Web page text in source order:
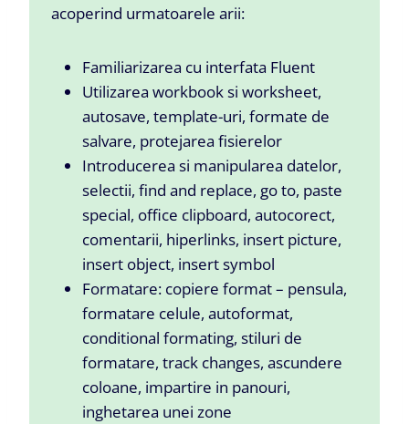
acoperind urmatoarele arii:
Familiarizarea cu interfata Fluent
Utilizarea workbook si worksheet,
autosave, template-uri, formate de
salvare, protejarea fisierelor
Introducerea si manipularea datelor,
selectii, find and replace, go to, paste
special, office clipboard, autocorect,
comentarii, hiperlinks, insert picture,
insert object, insert symbol
Formatare: copiere format – pensula,
formatare celule, autoformat,
conditional formating, stiluri de
formatare, track changes, ascundere
coloane, impartire in panouri,
inghetarea unei zone